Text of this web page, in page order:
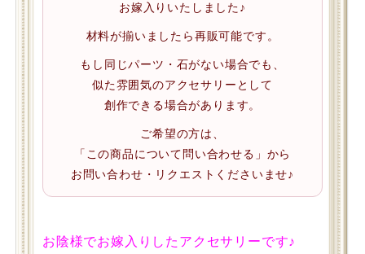
お嫁入りいたしました♪
材料が揃いましたら再販可能です。
もし同じパーツ・石がない場合でも、
似た雰囲気のアクセサリーとして
創作できる場合があります。
ご希望の方は、
「この商品について問い合わせる」から
お問い合わせ・リクエストくださいませ♪
お陰様でお嫁入りしたアクセサリーです♪